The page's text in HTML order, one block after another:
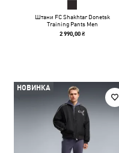
Штани FC Shakhtar Donetsk
Training Pants Men
2 990,00 ₴
НОВИНКА